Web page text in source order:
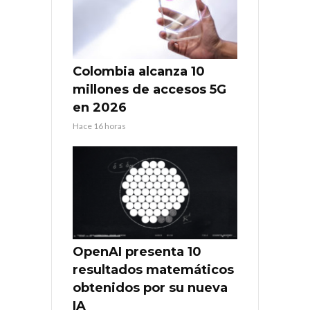
Colombia alcanza 10
millones de accesos 5G
en 2026
Hace 16 horas
OpenAI presenta 10
resultados matemáticos
obtenidos por su nueva
IA